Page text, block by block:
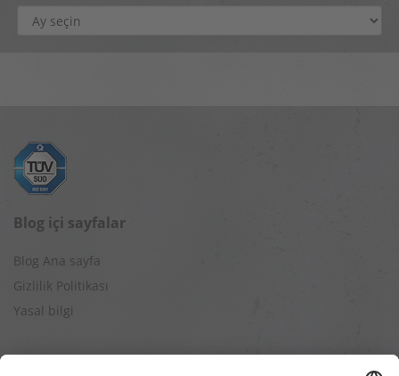
Arşivler
Blog içi sayfalar
Blog Ana sayfa
Gizlilik Politikası
Yasal bilgi